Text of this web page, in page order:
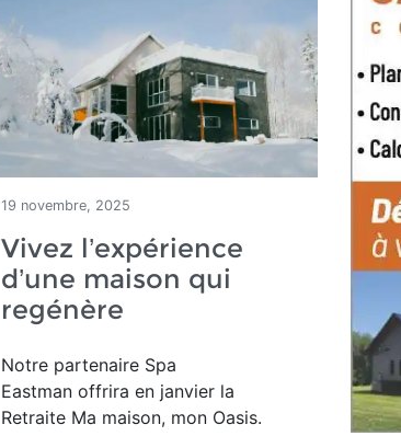
19 novembre, 2025
Vivez l’expérience
d’une maison qui
regénère
Notre partenaire Spa
Eastman offrira en janvier la
Retraite Ma maison, mon Oasis.